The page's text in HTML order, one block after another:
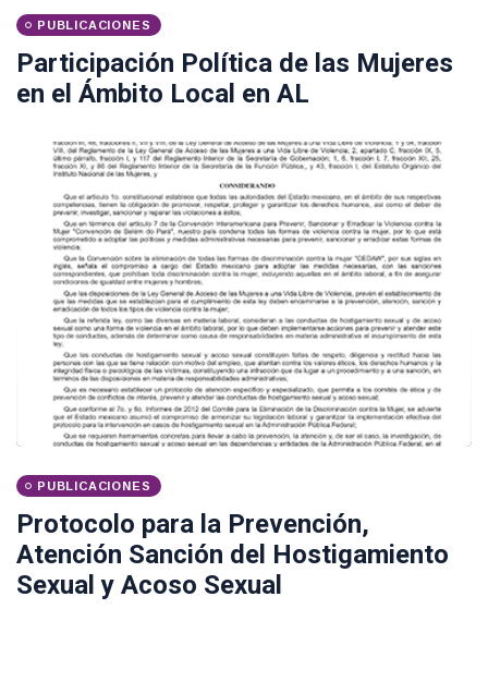
PUBLICACIONES
Participación Política de las Mujeres
en el Ámbito Local en AL
PUBLICACIONES
Protocolo para la Prevención,
Atención Sanción del Hostigamiento
Sexual y Acoso Sexual